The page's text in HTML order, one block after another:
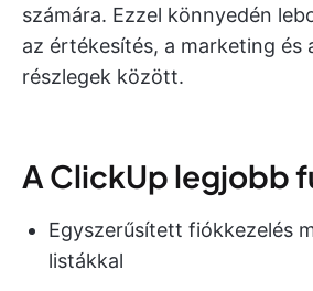
számára. Ezzel könnyedén
az értékesítés, a marketing és
részlegek között.
A ClickUp legjobb
Egyszerűsített fiókkezelés
listákkal